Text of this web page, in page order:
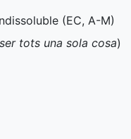
(EC, A-M)
tots una sola cosa)